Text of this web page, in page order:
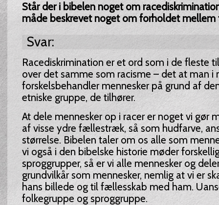
Står der i bibelen noget om
måde beskrevet noget om forholdet mellem
Svar:
Racediskrimination er et ord som i de fleste
over det samme som racisme – det at man i
forskelsbehandler mennesker på grund af
etniske gruppe, de tilhører.
At dele mennesker op i racer er noget vi gør
af visse ydre fællestræk, så som hudfarve,
størrelse. Bibelen taler om os alle som
vi også i den bibelske historie møder
sproggrupper, så er vi alle mennesker og
grundvilkår som mennesker, nemlig at vi er
hans billede og til fællesskab med ham.
folkegruppe og sproggruppe.